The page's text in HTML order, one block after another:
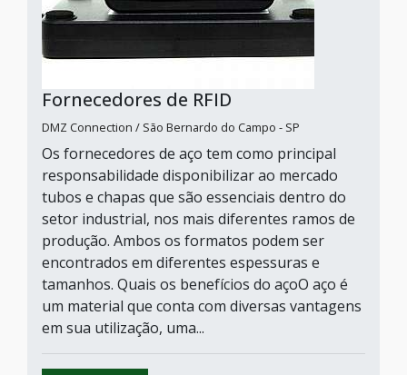
Fornecedores de RFID
DMZ Connection / São Bernardo do Campo - SP
Os fornecedores de aço tem como principal
responsabilidade disponibilizar ao mercado
tubos e chapas que são essenciais dentro do
setor industrial, nos mais diferentes ramos de
produção. Ambos os formatos podem ser
encontrados em diferentes espessuras e
tamanhos. Quais os benefícios do açoO aço é
um material que conta com diversas vantagens
em sua utilização, uma...